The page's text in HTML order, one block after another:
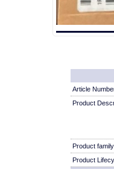
Article
Product
Product family
Product